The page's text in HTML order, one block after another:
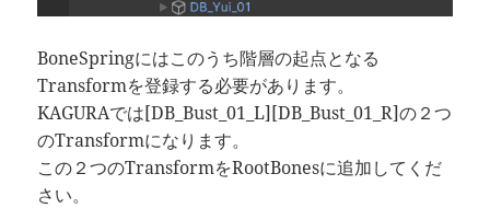
BoneSpringにはこのうち階層の起点となる
Transformを登録する必要があります。
KAGURAでは[DB_Bust_01_L][DB_Bust_01_R]の２つ
のTransformになります。
この２つのTransformをRootBonesに追加してくだ
さい。